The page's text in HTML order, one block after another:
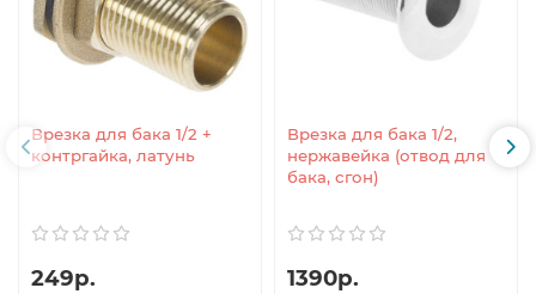
Врезка для бака 1/2 +
контргайка, латунь
249р.
Врезка для бака 1/2,
нержавейка (отвод для
бака, сгон)
1390р.